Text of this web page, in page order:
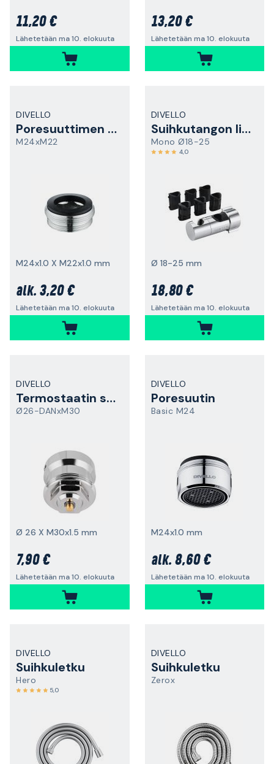
11,20 €
Lähetetään ma 10. elokuuta
13,20 €
Lähetetään ma 10. elokuuta
DIVELLO
Poresuuttimen sovitin
M24xM22
M24x1.0 X M22x1.0 mm
alk. 3,20 €
Lähetetään ma 10. elokuuta
DIVELLO
Suihkutangon liuku
Mono Ø18-25
4,0
Ø 18-25 mm
18,80 €
Lähetetään ma 10. elokuuta
DIVELLO
Termostaatin sovitin
Ø26-DANxM30
Ø 26 X M30x1.5 mm
7,90 €
Lähetetään ma 10. elokuuta
DIVELLO
Poresuutin
Basic M24
M24x1.0 mm
alk. 8,60 €
Lähetetään ma 10. elokuuta
DIVELLO
Suihkuletku
Hero
5,0
DIVELLO
Suihkuletku
Zerox